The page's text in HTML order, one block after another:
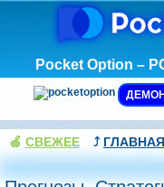
Pocket Option –
🍏 СВЕЖЕЕ ⤴️ ГЛАВНАЯ